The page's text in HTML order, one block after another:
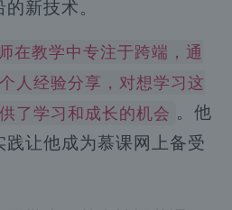
新技术。
教学中专注于跨端，通
人经验分享，对想学习这
了学习和成长的机会 。他
让他成为慕课网上备受